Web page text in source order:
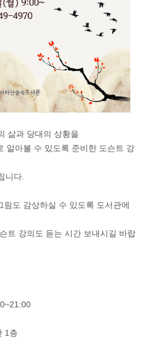
삶과 당대의 상황을
알아볼 수 있도록 준비한 도슨트 강
니다.
도 감상하실 수 있도록 도서관에
트 강의도 듣는 시간 보내시길 바랍
1층